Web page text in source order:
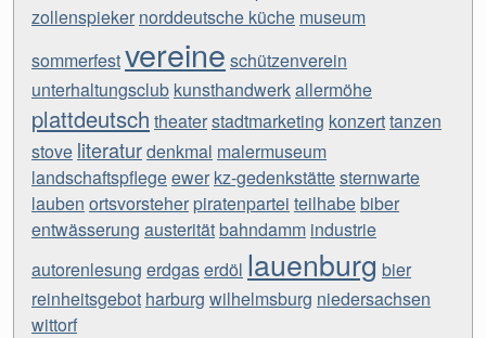
zollenspieker norddeutsche küche museum
sommerfestvereine schützenverein
unterhaltungsclub kunsthandwerkallermöhe
plattdeutsch theaterstadtmarketing konzerttanzen
stove literaturdenkmal malermuseum
landschaftspflegeewer kz-gedenkstättesternwarte
lauben ortsvorsteher piratenpartei teilhabebiber
entwässerung austeritätbahndamm industrie
autorenlesung erdgaserdöl lauenburg bier
reinheitsgebot harburg wilhelmsburg niedersachsen
wittorf